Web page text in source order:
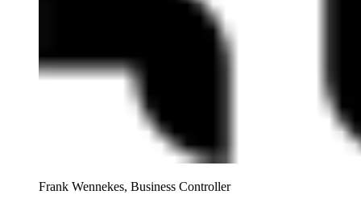
Frank Wennekes, Business Controller